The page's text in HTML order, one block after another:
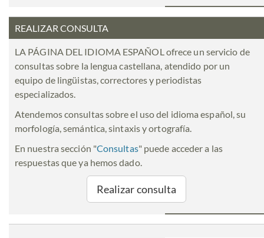
REALIZAR CONSULTA
LA PÁGINA DEL IDIOMA ESPAÑOL ofrece un servicio de
consultas sobre la lengua castellana, atendido por un
equipo de lingüistas, correctores y periodistas
especializados.
Atendemos consultas sobre el uso del idioma español, su
morfología, semántica, sintaxis y ortografía.
En nuestra sección "Consultas" puede acceder a las
respuestas que ya hemos dado.
Realizar consulta